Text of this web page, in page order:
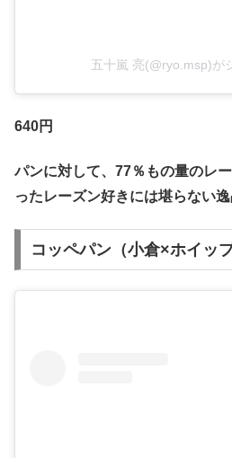
五十嵐 亮(@ryo.msp)が
640円
パンに対して、77％もの量のレ
ったレーズン好きには堪らない逸
コッペパン（小倉×ホイップ